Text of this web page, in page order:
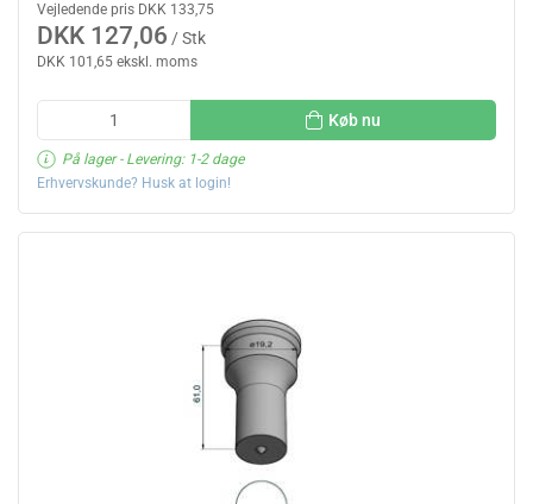
Vejledende pris DKK 133,75
DKK 127,06 / Stk
DKK 101,65 ekskl. moms
Køb nu
På lager- Levering: 1-2 dage
Erhvervskunde? Husk at login!